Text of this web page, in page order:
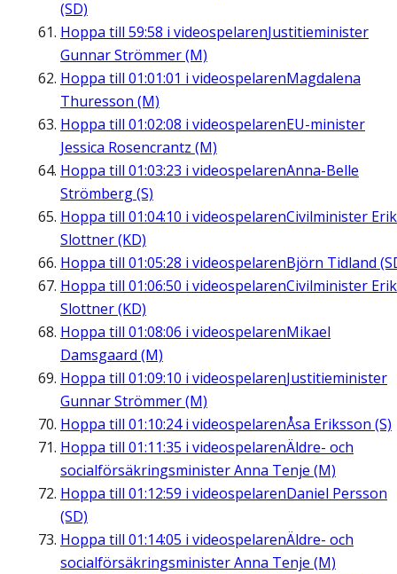
(SD)
Hoppa till 59:58 i videospelarenJustitieminister
Gunnar Strömmer (M)
Hoppa till 01:01:01 i videospelarenMagdalena
Thuresson (M)
Hoppa till 01:02:08 i videospelarenEU-minister
Jessica Rosencrantz (M)
Hoppa till 01:03:23 i videospelarenAnna-Belle
Strömberg (S)
Hoppa till 01:04:10 i videospelarenCivilminister Erik
Slottner (KD)
Hoppa till 01:05:28 i videospelarenBjörn Tidland
Hoppa till 01:06:50 i videospelarenCivilminister Erik
Slottner (KD)
Hoppa till 01:08:06 i videospelarenMikael
Damsgaard (M)
Hoppa till 01:09:10 i videospelarenJustitieminister
Gunnar Strömmer (M)
Hoppa till 01:10:24i videospelarenÅsa Eriksson (S)
Hoppa till 01:11:35 i videospelarenÄldre- och
socialförsäkringsminister Anna Tenje (M)
Hoppa till 01:12:59 i videospelarenDaniel Persson
(SD)
Hoppa till 01:14:05 i videospelarenÄldre- och
socialförsäkringsminister Anna Tenje (M)